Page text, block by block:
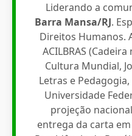
Liderando a
Barra Mansa/RJ.
Direitos Humanos.
ACILBRAS
Cultura Mundial,
Letras e
Universidade
projeção
entrega da carta em